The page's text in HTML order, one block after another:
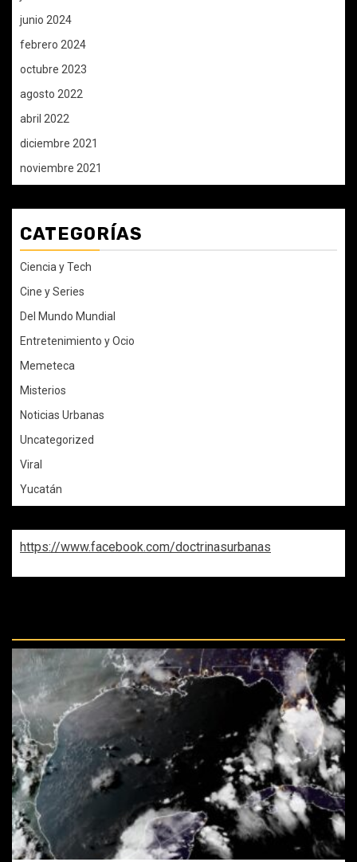
junio 2024
febrero 2024
octubre 2023
agosto 2022
abril 2022
diciembre 2021
noviembre 2021
CATEGORÍAS
Ciencia y Tech
Cine y Series
Del Mundo Mundial
Entretenimiento y Ocio
Memeteca
Misterios
Noticias Urbanas
Uncategorized
Viral
Yucatán
https://www.facebook.com/doctrinasurbanas